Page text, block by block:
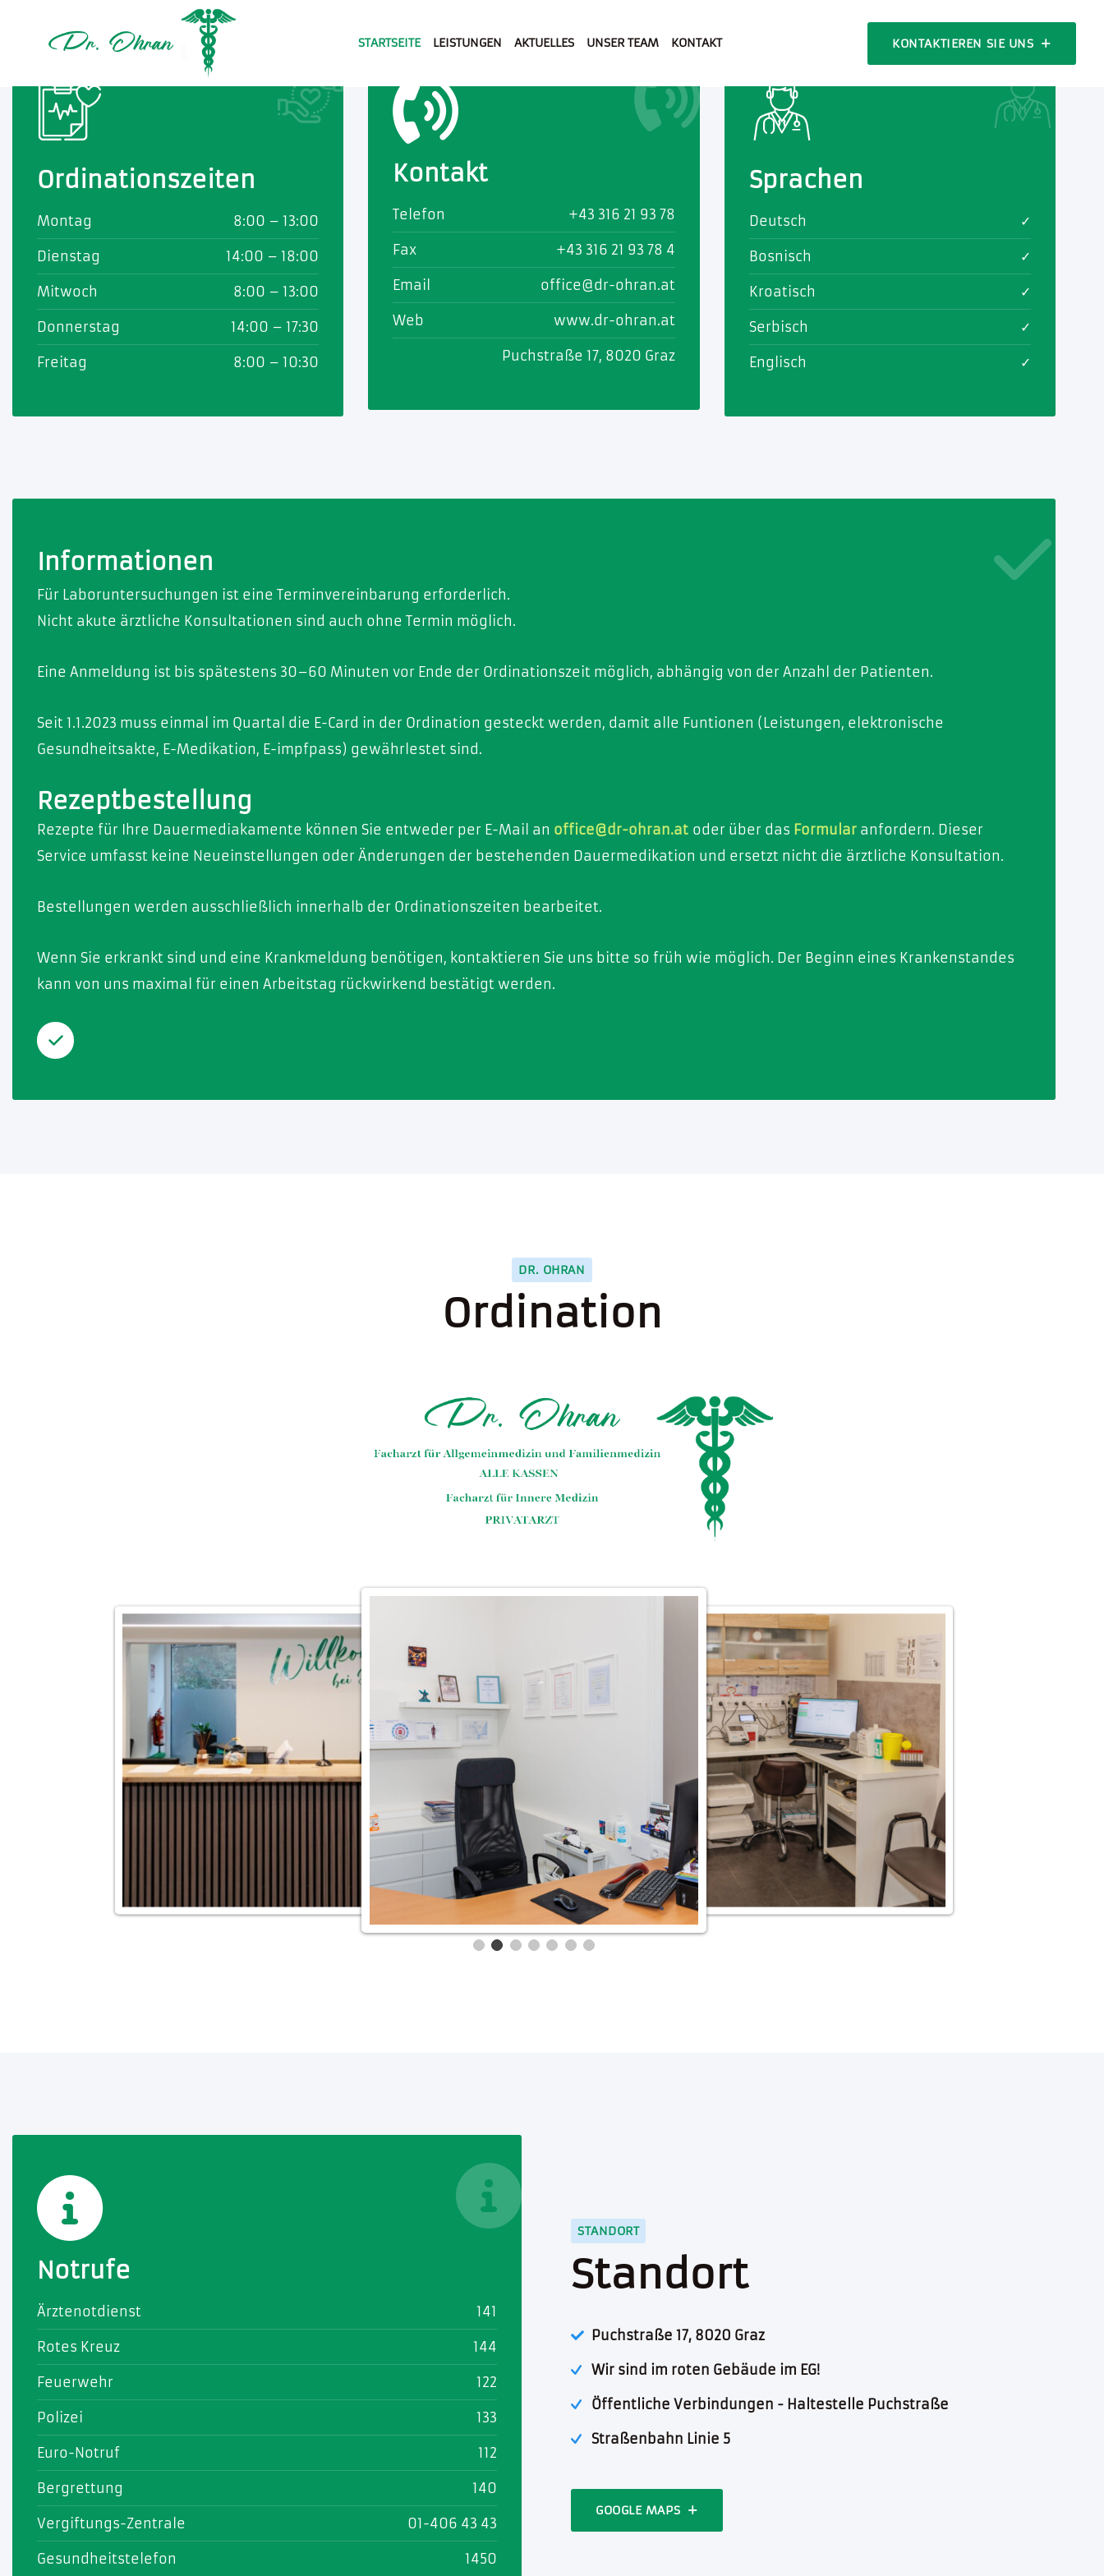
STARTSEITE LEISTUNGEN AKTUELLES UNSER TEAM KONTAKT KONTAKTIEREN SIE UNS
Ordinationszeiten
Montag 8:00 – 13:00
Dienstag 14:00 – 18:00
Mitwoch 8:00 – 13:00
Donnerstag 14:00 – 17:30
Freitag 8:00 – 10:30
Kontakt
Telefon +43 316 21 93 78
Fax +43 316 21 93 78 4
Email office@dr-ohran.at
Web www.dr-ohran.at
Puchstraße 17, 8020 Graz
Sprachen
Deutsch ✓
Bosnisch ✓
Kroatisch ✓
Serbisch ✓
Englisch ✓
Informationen
Für Laboruntersuchungen ist eine Terminvereinbarung erforderlich.
Nicht akute ärztliche Konsultationen sind auch ohne Termin möglich.
Eine Anmeldung ist bis spätestens 30–60 Minuten vor Ende der Ordinationszeit möglich, abhängig von der Anzahl der Patienten.
Seit 1.1.2023 muss einmal im Quartal die E-Card in der Ordination gesteckt werden, damit alle Funtionen (Leistungen, elektronische
Gesundheitsakte, E-Medikation, E-impfpass) gewährlestet sind.
Rezeptbestellung
Rezepte für Ihre Dauermediakamente können Sie entweder per E-Mail an office@dr-ohran.at oder über das Formular anfordern. Dieser
Service umfasst keine Neueinstellungen oder Änderungen der bestehenden Dauermedikation und ersetzt nicht die ärztliche Konsultation.
Bestellungen werden ausschließlich innerhalb der Ordinationszeiten bearbeitet.
Wenn Sie erkrankt sind und eine Krankmeldung benötigen, kontaktieren Sie uns bitte so früh wie möglich. Der Beginn eines Krankenstandes
kann von uns maximal für einen Arbeitstag rückwirkend bestätigt werden.
DR. OHRAN
Ordination
Notrufe
Ärztenotdienst 141
Rotes Kreuz 144
Feuerwehr 122
Polizei 133
Euro-Notruf 112
Bergrettung 140
Vergiftungs-Zentrale 01-406 43 43
Gesundheitstelefon 1450
STANDORT
Standort
Puchstraße 17, 8020 Graz
Wir sind im roten Gebäude im EG!
Öffentliche Verbindungen - Haltestelle Puchstraße
Straßenbahn Linie 5
GOOGLE MAPS